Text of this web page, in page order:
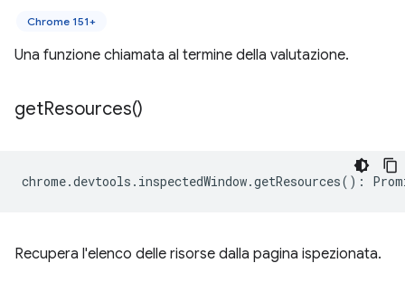
Chrome 151+
Una funzione chiamata al termine della valutazione.
getResources()
chrome.devtools . inspectedWindow.getResources() :
Recupera l'elenco delle risorse dalla pagina ispezionata.